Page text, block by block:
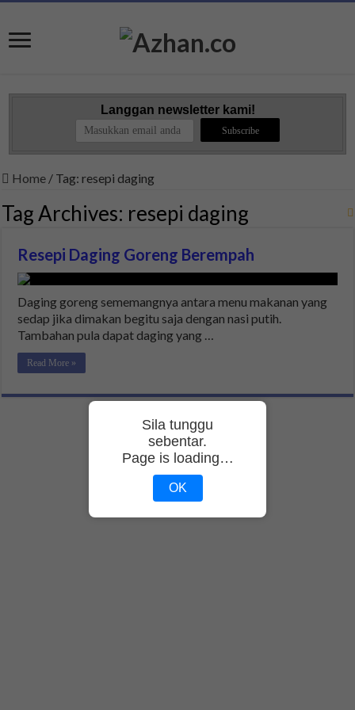
Langgan newsletter kami!
Home / Tag:resepi daging
Tag Archives: resepi daging
Resepi Daging Goreng Berempah
Daging goreng sememangnya antara menu makanan yang
sedap jika dimakan begitu saja dengan nasi putih.
Tambahan pula dapat daging yang …
Read More »
Sila tunggu
sebentar.
Page is loading…
OK